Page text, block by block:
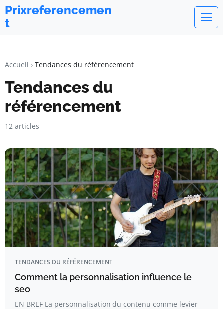
Prixreferencemen
t
Accueil Tendances du référencement
Tendances du
référencement
12 articles
TENDANCES DU RÉFÉRENCEMENT
Comment la personnalisation influence le
seo
EN BREF La personnalisation du contenu comme levier